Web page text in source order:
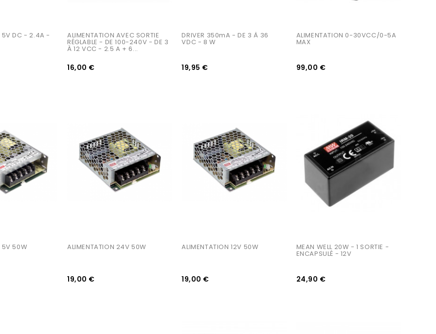
5V DC - 2.4A - ALIMENTATION AVEC SORTIE
RÉGLABLE - DE 100-240V - DE 3
À 12 VCC - 2.5 A + 6...
16,00 €
DRIVER 350mA - DE 3 À 36
VDC - 8 W
19,95 €
ALIMENTATION 0-30VCC/0-5A
MAX
99,00 €
5V 50W ALIMENTATION 24V 50W
19,00 €
ALIMENTATION 12V 50W
19,00 €
MEAN WELL 20W - 1 SORTIE -
ENCAPSULÉ - 12V
24,90 €